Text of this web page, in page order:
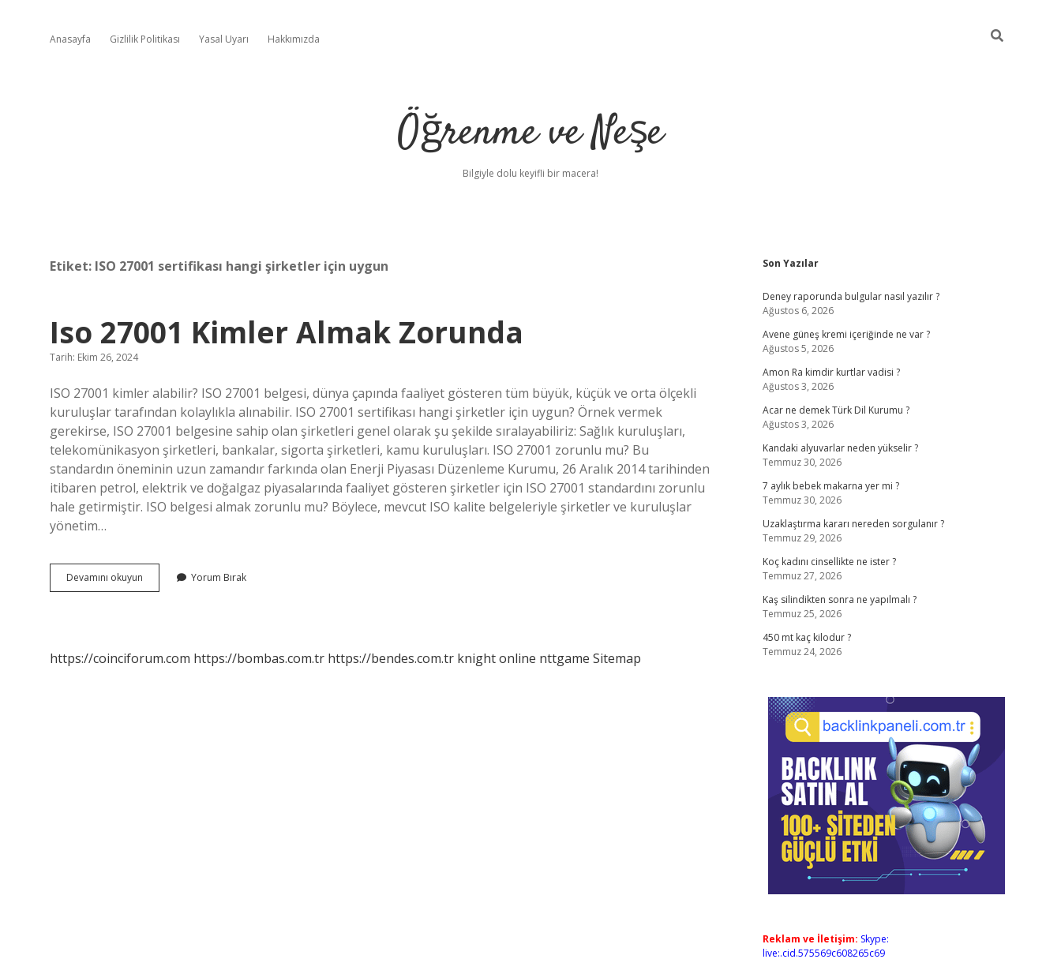
Anasayfa Gizlilik Politikası Yasal Uyarı Hakkımızda
Öğrenme ve Neşe
Bilgiyle dolu keyifli bir macera!
Etiket: ISO 27001 sertifikası hangi şirketler için uygun
Iso 27001 Kimler Almak Zorunda
Tarih: Ekim 26, 2024
ISO 27001 kimler alabilir? ISO 27001 belgesi, dünya çapında faaliyet gösteren tüm büyük, küçük ve orta ölçekli
kuruluşlar tarafından kolaylıkla alınabilir. ISO 27001 sertifikası hangi şirketler için uygun? Örnek vermek
gerekirse, ISO 27001 belgesine sahip olan şirketleri genel olarak şu şekilde sıralayabiliriz: Sağlık kuruluşları,
telekomünikasyon şirketleri, bankalar, sigorta şirketleri, kamu kuruluşları. ISO 27001 zorunlu mu? Bu
standardın öneminin uzun zamandır farkında olan Enerji Piyasası Düzenleme Kurumu, 26 Aralık 2014 tarihinden
itibaren petrol, elektrik ve doğalgaz piyasalarında faaliyet gösteren şirketler için ISO 27001 standardını zorunlu
hale getirmiştir. ISO belgesi almak zorunlu mu? Böylece, mevcut ISO kalite belgeleriyle şirketler ve kuruluşlar
yönetim…
Devamını okuyun
27001
Yorum Bırak
https://coinciforum.com https://bombas.com.tr https://bendes.com.tr knight online nttgame Sitemap
Sidebar
Son Yazılar
Deney raporunda bulgular nasıl yazılır ?
Ağustos 6, 2026
Avene güneş kremi içeriğinde ne var ?
Ağustos 5, 2026
Amon Ra kimdir kurtlar vadisi ?
Ağustos 3, 2026
Acar ne demek Türk Dil Kurumu ?
Ağustos 3, 2026
Kandaki alyuvarlar neden yükselir ?
Temmuz 30, 2026
7 aylık bebek makarna yer mi ?
Temmuz 30, 2026
Uzaklaştırma kararı nereden sorgulanır ?
Temmuz 29, 2026
Koç kadını cinsellikte ne ister ?
Temmuz 27, 2026
Kaş silindikten sonra ne yapılmalı ?
Temmuz 25, 2026
450 mt kaç kilodur ?
Temmuz 24, 2026
Reklam ve İletişim: Skype:
live:.cid.575569c608265c69